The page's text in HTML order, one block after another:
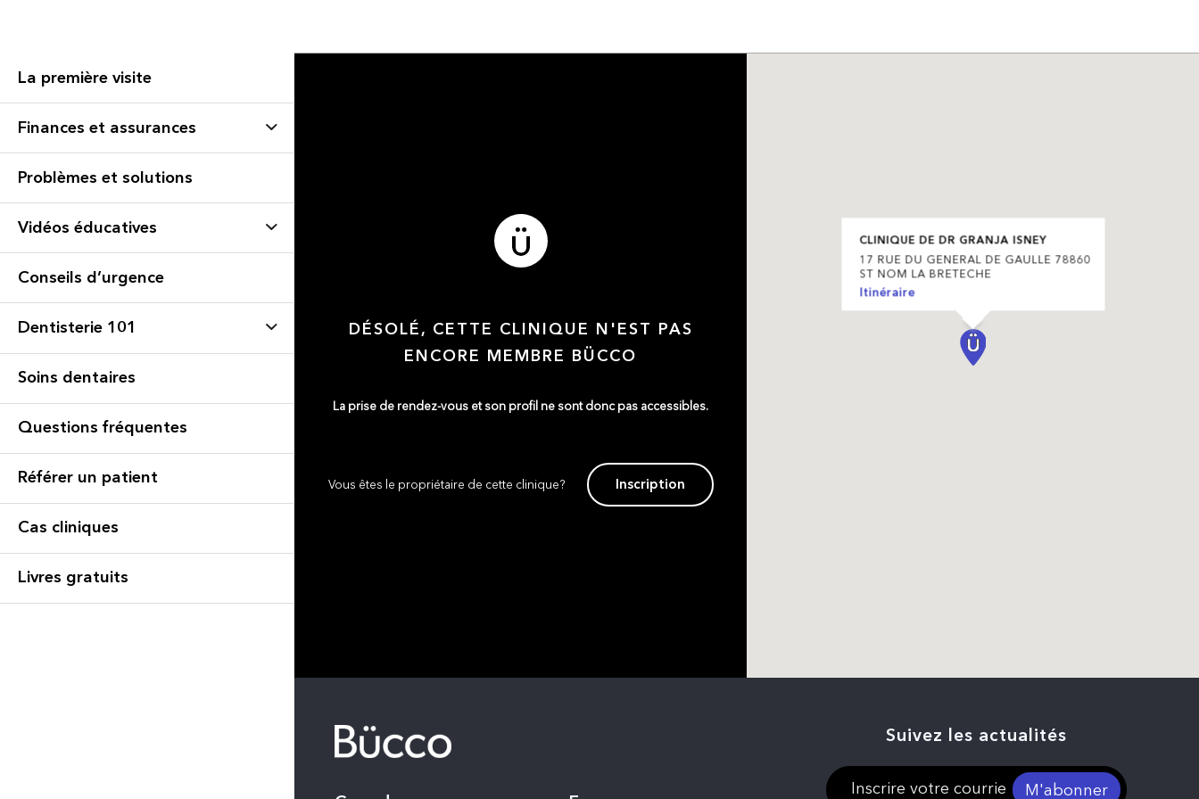
La première visite
Finances et assurances
Problèmes et solutions
Vidéos éducatives
Conseils d’urgence
Dentisterie 101
Soins dentaires
Questions fréquentes
Référer un patient
Cas cliniques
Livres gratuits
DÉSOLÉ, CETTE CLINIQUE N'EST PAS
ENCORE MEMBRE BÜCCO
La prise de rendez-vous et son profil ne sont donc pas accessibles.
Vous êtes le propriétaire de cette clinique? Inscription
CLINIQUE DE DR GRANJA ISNEY
17 RUE DU GENERAL DE GAULLE 78860
ST NOM LA BRETECHE
Itinéraire
Suivez les actualités
M'abonner